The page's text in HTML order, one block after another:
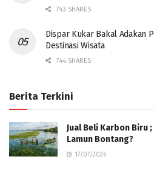
743 SHARES
Dispar Kukar Bakal Adakan
Destinasi Wisata
744 SHARES
Berita Terkini
Jual Beli Karbon Biru
Lamun Bontang?
17/07/2026